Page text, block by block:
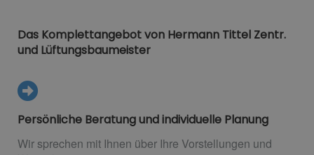
Das Komplettangebot von Hermann Tittel Zentr.
und Lüftungsbaumeister
Persönliche Beratung und individuelle Planung
Wir sprechen mit Ihnen über Ihre Vorstellungen und